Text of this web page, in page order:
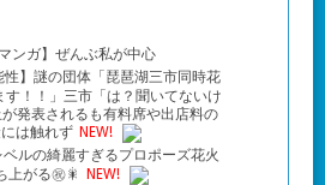
マンガ】ぜんぶ私が中心
性】謎の団体「琵琶湖三市同時花
す！！」三市「は？聞いてないけ
発表されるも有料席や出店料の
は触れず NEW!
ベルの綺麗すぎるプロポーズ花火
上がる㊗🎇
NEW!